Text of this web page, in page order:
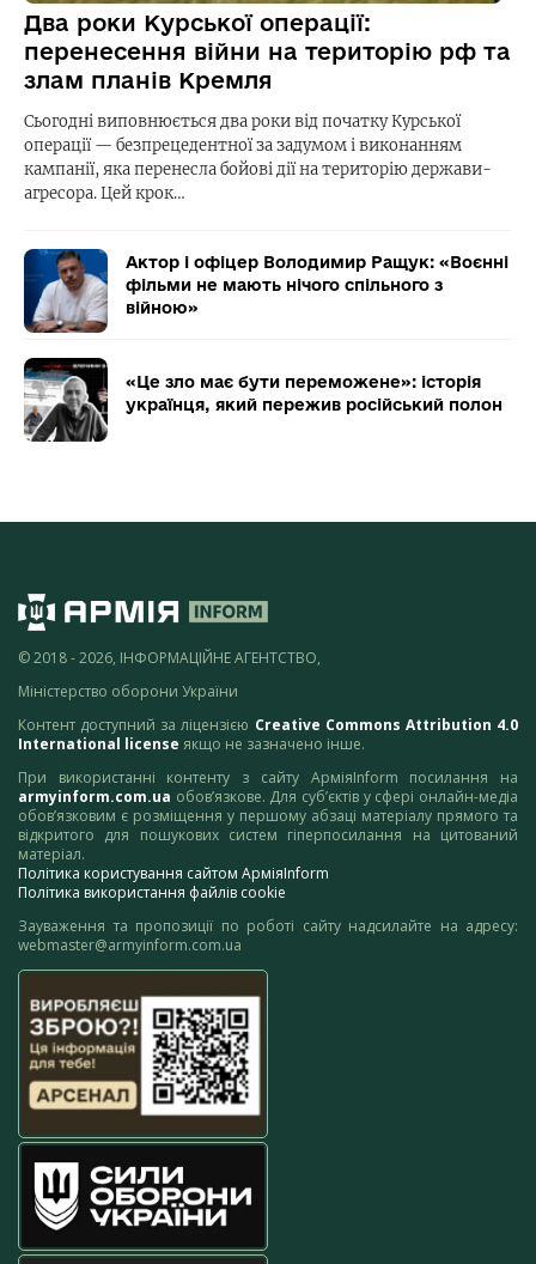
Два роки Курської операції:
перенесення війни на територію рф та
злам планів Кремля
Сьогодні виповнюється два роки від початку Курської
операції — безпрецедентної за задумом і виконанням
кампанії, яка перенесла бойові дії на територію держави-
агресора. Цей крок…
Актор і офіцер Володимир Ращук: «Воєнні
фільми не мають нічого спільного з
війною»
«Це зло має бути переможене»: історія
українця, який пережив російський полон
© 2018 - 2026, ІНФОРМАЦІЙНЕ АГЕНТСТВО,
Міністерство оборони України
Контент доступний за ліцензією Creative Commons Attribution 4.0
International license якщо не зазначено інше.
При використанні контенту з сайту АрміяInform посилання на
armyinform.com.ua обов’язкове. Для суб’єктів у сфері онлайн-медіа
обов’язковим є розміщення у першому абзаці матеріалу прямого та
відкритого для пошукових систем гіперпосилання на цитований
матеріал.
Політика користування сайтом АрміяInform
Політика використання файлів cookie
Зауваження та пропозиції по роботі сайту надсилайте на адресу:
webmaster@armyinform.com.ua